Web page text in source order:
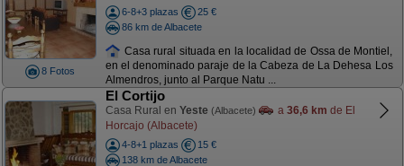
8 Fotos
6-8+3 plazas
25 €
86 km de Albacete
Casa rural situada en la localidad de Ossa de Montiel,
en el denominado paraje de la Cabeza de La Dehesa Los
Almendros, junto al Parque Natu ...
El Cortijo
Casa Rural en Yeste (Albacete) a 36,6 km de El
Horcajo (Albacete)
4-8+1 plazas
15 €
138 km de Albacete